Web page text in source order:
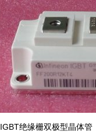
IGBT绝缘栅双极型晶体